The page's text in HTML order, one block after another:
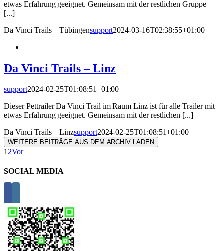
etwas Erfahrung geeignet. Gemeinsam mit der restlichen Gruppe
[...]
Da Vinci Trails – Tübingensupport2024-03-16T02:38:55+01:00
Da Vinci Trails – Linz
support2024-02-25T01:08:51+01:00
Dieser Pettrailer Da Vinci Trail im Raum Linz ist für alle Trailer mit
etwas Erfahrung geeignet. Gemeinsam mit der restlichen [...]
Da Vinci Trails – Linzsupport2024-02-25T01:08:51+01:00
WEITERE BEITRÄGE AUS DEM ARCHIV LADEN
1 2Vor
SOCIAL MEDIA